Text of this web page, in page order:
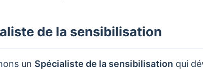
de la sensibilisation
un Spécialiste de la sensibilisation qui